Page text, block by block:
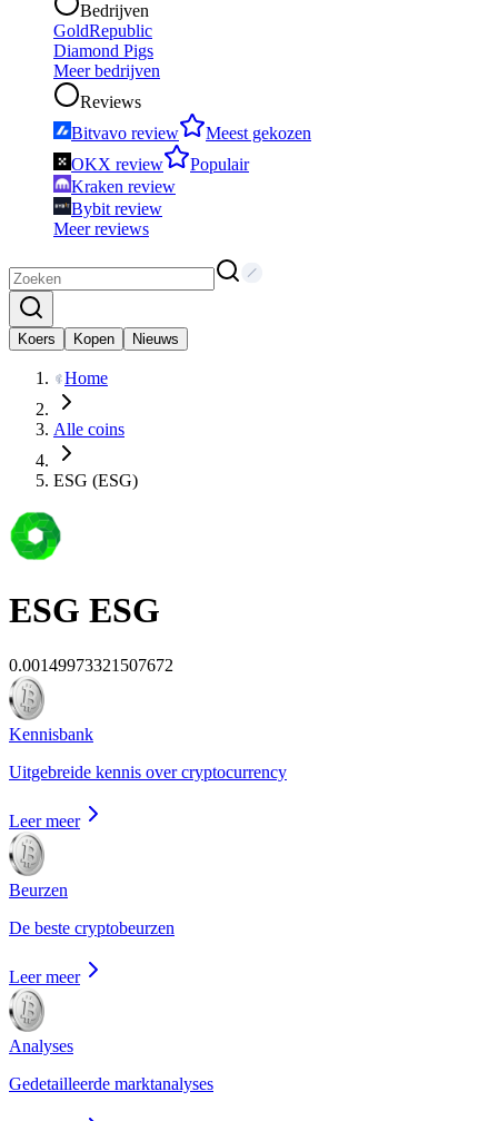
Bedrijven
GoldRepublic
Diamond Pigs
Meer bedrijven
Reviews
Bitvavo review
Meest gekozen
OKX review
Populair
Kraken review
Bybit review
Meer reviews
Koers Kopen Nieuws
Home
Alle coins
ESG (ESG)
ESG ESG
0.00149973321507672
Kennisbank
Uitgebreide kennis over cryptocurrency
Leer meer
Beurzen
De beste cryptobeurzen
Leer meer
Analyses
Gedetailleerde marktanalyses